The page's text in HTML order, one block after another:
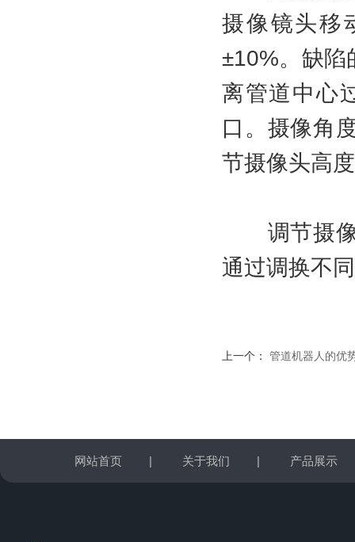
摄像镜头移
±10%。缺陷
离管道中心
口。摄像角
节摄像头高
调节摄像
通过调换不
上一个： 管道机器人的优
网站首页 | 关于我们 | 产品展示